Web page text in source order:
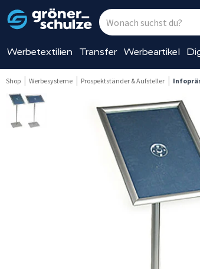
Werbetextilien Transfer Werbeartikel
Shop Werbesysteme Prospektständer & Aufsteller